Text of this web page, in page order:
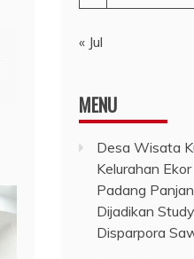
« Jul
MENU
Desa Wisata
Kelurahan
Padang
Dijadikan
Disparpora